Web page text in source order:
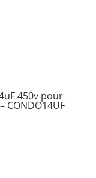
450v pour